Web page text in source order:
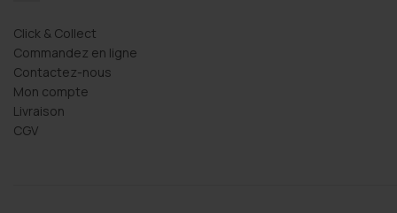
Click & Collect
Commandez en ligne
Contactez-nous
Mon compte
Livraison
CGV